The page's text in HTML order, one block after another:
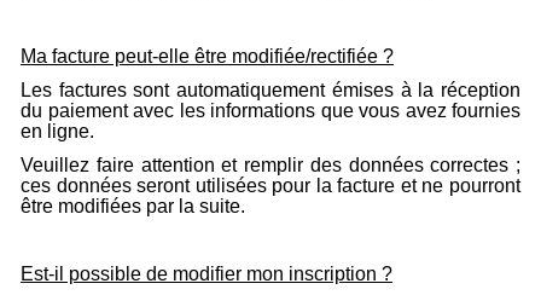
Ma facture peut-elle être modifiée/rectifiée ?
Les factures sont automatiquement émises à la réception
du paiement avec les informations que vous avez fournies
en ligne.
Veuillez faire attention et remplir des données correctes ;
ces données seront utilisées pour la facture et ne pourront
être modifiées par la suite.
Est-il possible de modifier mon inscription ?